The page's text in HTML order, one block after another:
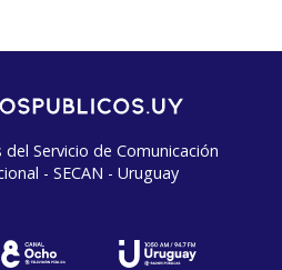
Servicio de Comunicación
- SECAN - Uruguay